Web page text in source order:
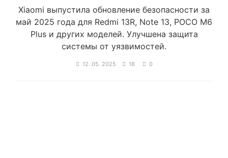
Xiaomi выпустила обновление безопасности за
май 2025 года для Redmi 13R, Note 13, POCO M6
Plus и других моделей. Улучшена защита
системы от уязвимостей.
12. 05. 2025 18 0